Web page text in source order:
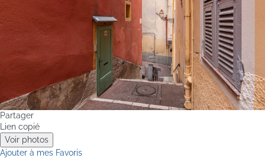
Partager
Lien copié
Voir photos
Ajouter à mes Favoris